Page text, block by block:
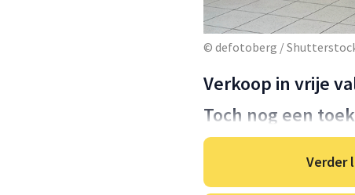
© defotoberg /
Verkoop in vrije
Toch nog een
Verder